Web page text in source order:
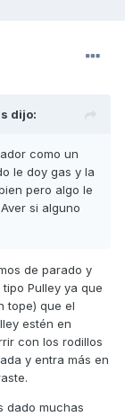
dijo:
como un
le doy gas y la
pero algo le
si alguno
de parado y
Pulley ya que
tope) que el
estén en
con los rodillos
y entra más en
dado muchas